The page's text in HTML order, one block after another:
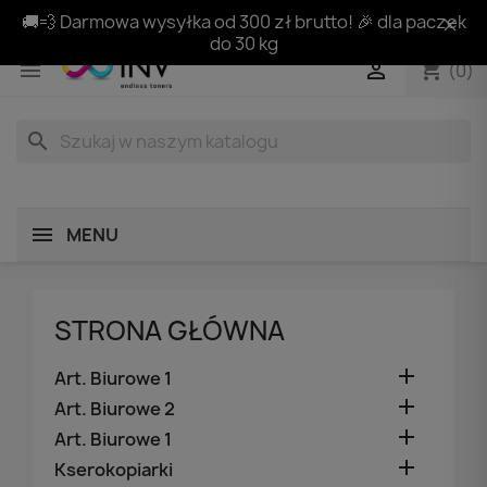
🚚💨 Darmowa wysyłka od 300 zł brutto! 🎉 dla paczek
do 30 kg
 shopping_cart(0)

search
MENU
STRONA GŁÓWNA
Art. Biurowe 1 
Art. Biurowe 2 
Art. Biurowe 1 
Kserokopiarki 